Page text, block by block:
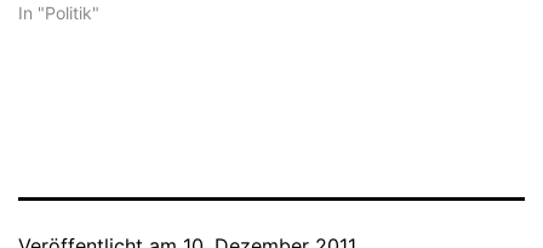
Zeuthener Fluglärmparade
forderte lautstark den…
In "Politik"